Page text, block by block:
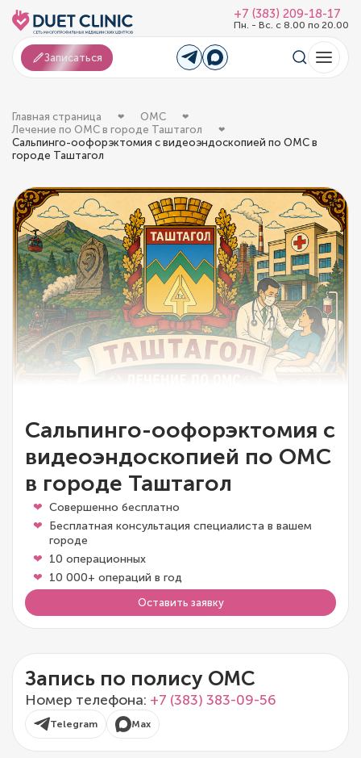
+7 (383) 209-18-17
Пн. - Вс. с 8.00 по 20.00
Записаться
Главная страница
ОМС
Лечение по ОМС в городе Таштагол
Сальпинго-оофорэктомия с видеоэндоскопией по ОМС в
городе Таштагол
Сальпинго-оофорэктомия с
видеоэндоскопией по ОМС
в городе Таштагол
Совершенно бесплатно
Бесплатная консультация специалиста в вашем
городе
10 операционных
10 000+ операций в год
Оставить заявку
Запись по полису ОМС
Номер телефона: +7 (383) 383-09-56
Telegram Max